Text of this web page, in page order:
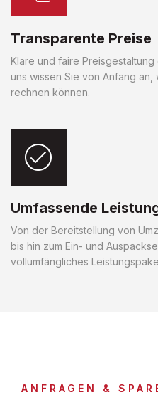
Transparente Preise
Klare und faire
uns wissen Sie von Anfang an,
rechnen können.
Umfassende
Von der Bereitstellung von
bis hin zum Ein- und
vollumfängliches
ANFRAGEN &